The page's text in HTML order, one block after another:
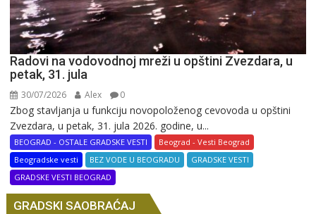
Radovi na vodovodnoj mreži u opštini Zvezdara, u
petak, 31. jula
30/07/2026 Alex 0
Zbog stavljanja u funkciju novopoloženog cevovoda u opštini
Zvezdara, u petak, 31. jula 2026. godine, u...
BEOGRAD - OSTALE GRADSKE VESTI
Beograd - Vesti Beograd
Beogradske vesti
BEZ VODE U BEOGRADU
GRADSKE VESTI
GRADSKE VESTI BEOGRAD
GRADSKI SAOBRAĆAJ